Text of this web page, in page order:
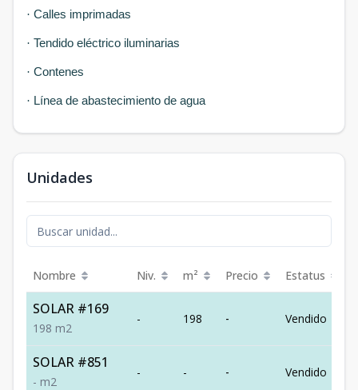
· Calles imprimadas
· Tendido eléctrico iluminarias
· Contenes
· Línea de abastecimiento de agua
Unidades
Nombre Niv. m² Precio Estatus
SOLAR #169
198 m2
- 198 - Vendido
SOLAR #851
- m2
- - - Vendido